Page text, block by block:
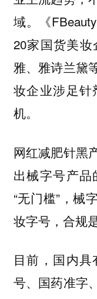
域。《
20家国货美
雅、雅诗兰黛
妆企业涉足
机。
网红减肥针黑
出械字号产
“无门槛”，械
妆字号，合规
目前，国内
号、国药准字